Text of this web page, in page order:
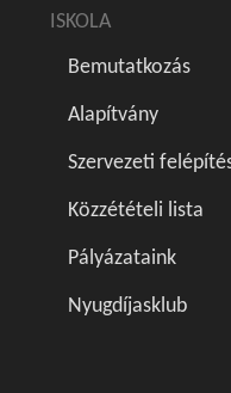
ISKOLA
Bemutatkozás
Alapítvány
Szervezeti
Közzétételi lista
Pályázataink
Nyugdíjasklub